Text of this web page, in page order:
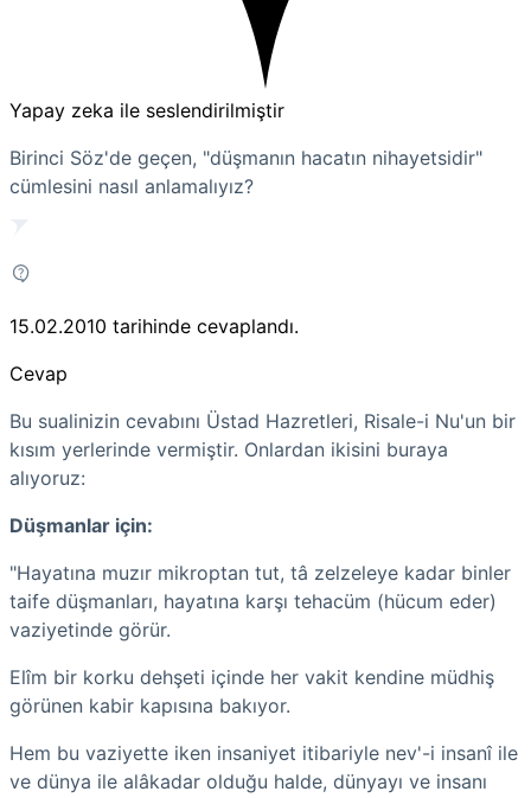
Yapay zeka ile seslendirilmiştir
Birinci Söz'de geçen, "düşmanın hacatın nihayetsidir"
cümlesini nasıl anlamalıyız?
15.02.2010 tarihinde cevaplandı.
Cevap
Bu sualinizin cevabını Üstad Hazretleri, Risale-i Nu'un bir
kısım yerlerinde vermiştir. Onlardan ikisini buraya
alıyoruz:
Düşmanlar için:
"Hayatına muzır mikroptan tut, tâ zelzeleye kadar binler
taife düşmanları, hayatına karşı tehacüm (hücum eder)
vaziyetinde görür.
Elîm bir korku dehşeti içinde her vakit kendine müdhiş
görünen kabir kapısına bakıyor.
Hem bu vaziyette iken insaniyet itibariyle nev'-i insanî ile
ve dünya ile alâkadar olduğu halde, dünyayı ve insanı